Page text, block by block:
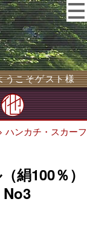
うこそゲスト様
ハンカチ・スカーフ
絹100％）
No3